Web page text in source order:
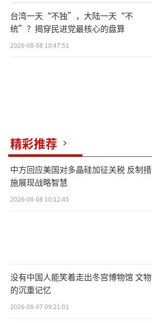
台湾一天“不独”，大陆一天“不
统”？揭穿民进党最核心的盘算
2026-08-08 10:47:51
精彩推荐
中方回应美国对多晶硅加征关税 反制措
施展现战略智慧
2026-08-08 10:12:45
没有中国人能笑着走出冬宫博物馆 文物
的沉重记忆
2026-08-07 09:21:01